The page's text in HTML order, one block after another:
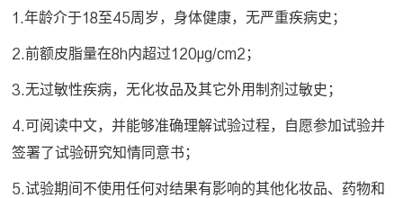
1.年龄介于18至45周岁，身体健康，无严重疾病史；
2.前额皮脂量在8h内超过120µg/cm2；
3.无过敏性疾病，无化妆品及其它外用制剂过敏史；
4.可阅读中文，并能够准确理解试验过程，自愿参加试验并
签署了试验研究知情同意书；
5.试验期间不使用任何对结果有影响的其他化妆品、药物和